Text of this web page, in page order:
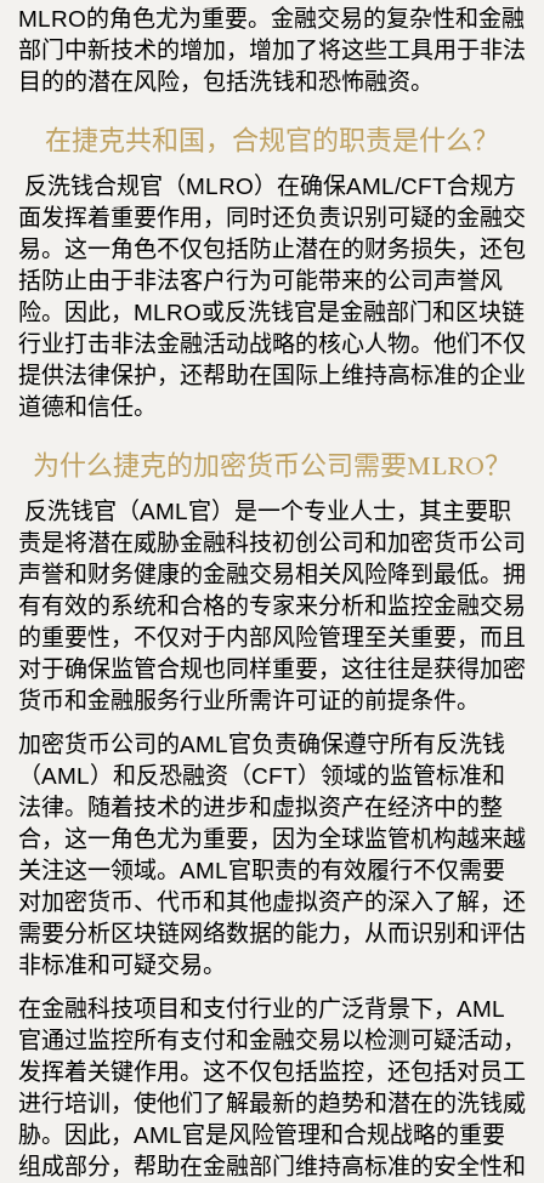
MLRO的角色尤为重要。金融交易的复杂性和金融
部门中新技术的增加，增加了将这些工具用于非法
目的的潜在风险，包括洗钱和恐怖融资。
在捷克共和国，合规官的职责是什么？
反洗钱合规官（MLRO）在确保AML/CFT合规方
面发挥着重要作用，同时还负责识别可疑的金融交
易。这一角色不仅包括防止潜在的财务损失，还包
括防止由于非法客户行为可能带来的公司声誉风
险。因此，MLRO或反洗钱官是金融部门和区块链
行业打击非法金融活动战略的核心人物。他们不仅
提供法律保护，还帮助在国际上维持高标准的企业
道德和信任。
为什么捷克的加密货币公司需要MLRO？
反洗钱官（AML官）是一个专业人士，其主要职
责是将潜在威胁金融科技初创公司和加密货币公司
声誉和财务健康的金融交易相关风险降到最低。拥
有有效的系统和合格的专家来分析和监控金融交易
的重要性，不仅对于内部风险管理至关重要，而且
对于确保监管合规也同样重要，这往往是获得加密
货币和金融服务行业所需许可证的前提条件。
加密货币公司的AML官负责确保遵守所有反洗钱
（AML）和反恐融资（CFT）领域的监管标准和
法律。随着技术的进步和虚拟资产在经济中的整
合，这一角色尤为重要，因为全球监管机构越来越
关注这一领域。AML官职责的有效履行不仅需要
对加密货币、代币和其他虚拟资产的深入了解，还
需要分析区块链网络数据的能力，从而识别和评估
非标准和可疑交易。
在金融科技项目和支付行业的广泛背景下，AML
官通过监控所有支付和金融交易以检测可疑活动，
发挥着关键作用。这不仅包括监控，还包括对员工
进行培训，使他们了解最新的趋势和潜在的洗钱威
胁。因此，AML官是风险管理和合规战略的重要
组成部分，帮助在金融部门维持高标准的安全性和